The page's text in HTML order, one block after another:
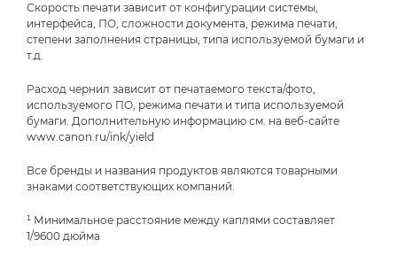
Скорость печати зависит от конфигурации системы,
интерфейса, ПО, сложности документа, режима печати,
степени заполнения страницы, типа используемой бумаги и
т.д.
Расход чернил зависит от печатаемого текста/фото,
используемого ПО, режима печати и типа используемой
бумаги. Дополнительную информацию см. на веб-сайте
www.canon.ru/ink/yield
Все бренды и названия продуктов являются товарными
знаками соответствующих компаний.
¹ Минимальное расстояние между каплями составляет
1/9600 дюйма